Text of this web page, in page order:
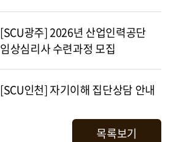
[SCU광주] 2026년 산업인력공단
임상심리사 수련과정 모집
[SCU인천] 자기이해 집단상담 안내
목록보기